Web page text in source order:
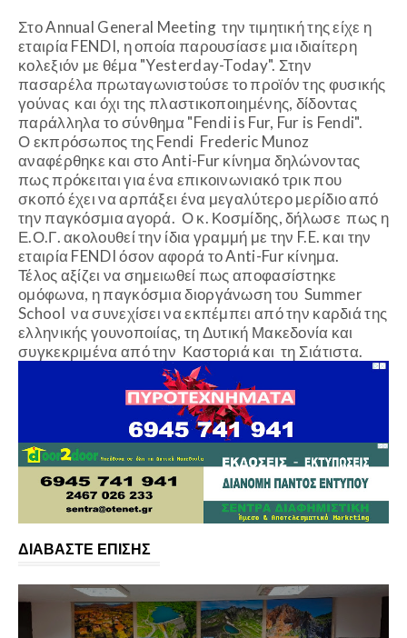
Στο Annual General Meeting την τιμητική της είχε η
εταιρία FENDI, η οποία παρουσίασε μια ιδιαίτερη
κολεξιόν με θέμα "Yesterday-Today". Στην
πασαρέλα πρωταγωνιστούσε το προϊόν της φυσικής
γούνας και όχι της πλαστικοποιημένης, δίδοντας
παράλληλα το σύνθημα "Fendi is Fur, Fur is Fendi".
Ο εκπρόσωπος της Fendi Frederic Munoz
αναφέρθηκε και στο Anti-Fur κίνημα δηλώνοντας
πως πρόκειται για ένα επικοινωνιακό τρικ που
σκοπό έχει να αρπάξει ένα μεγαλύτερο μερίδιο από
την παγκόσμια αγορά. Ο κ. Κοσμίδης, δήλωσε πως η
Ε.Ο.Γ. ακολουθεί την ίδια γραμμή με την F.E. και την
εταιρία FENDI όσον αφορά το Anti-Fur κίνημα.
Τέλος αξίζει να σημειωθεί πως αποφασίστηκε
ομόφωνα, η παγκόσμια διοργάνωση του Summer
School να συνεχίσει να εκπέμπει από την καρδιά της
ελληνικής γουνοποιίας, τη Δυτική Μακεδονία και
συγκεκριμένα από την Καστοριά και τη Σιάτιστα.
ΔΙΑΒΑΣΤΕ ΕΠΙΣΗΣ